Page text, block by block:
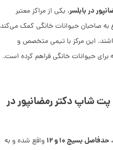
در بابلسر، یکی از مراکز معتبر
به صاحبان حیوانات خانگی کمک می‌کند
این مرکز با تیمی متخصص و
حیوانات خانگی فراهم کرده است.
شاپ دکتر رمضانپور در
بسیج ۱۰ و ۱۲
واقع شده و به